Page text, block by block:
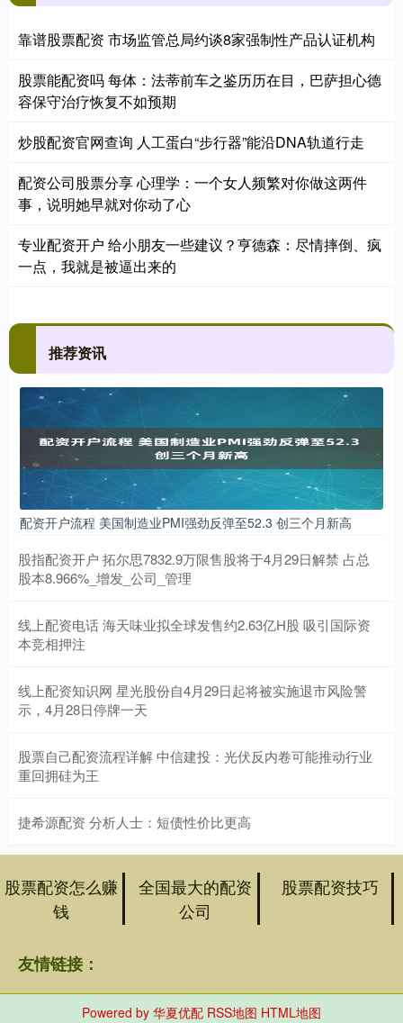
靠谱股票配资 市场监管总局约谈8家强制性产品认证机构
股票能配资吗 每体：法蒂前车之鉴历历在目，巴萨担心德
容保守治疗恢复不如预期
炒股配资官网查询 人工蛋白“步行器”能沿DNA轨道行走
配资公司股票分享 心理学：一个女人频繁对你做这两件
事，说明她早就对你动了心
专业配资开户 给小朋友一些建议？亨德森：尽情摔倒、疯
一点，我就是被逼出来的
推荐资讯
配资开户流程 美国制造业PMI强劲反弹至52.3 创三个月新高
股指配资开户 拓尔思7832.9万限售股将于4月29日解禁 占总
股本8.966%_增发_公司_管理
线上配资电话 海天味业拟全球发售约2.63亿H股 吸引国际资
本竞相押注
线上配资知识网 星光股份自4月29日起将被实施退市风险警
示，4月28日停牌一天
股票自己配资流程详解 中信建投：光伏反内卷可能推动行业
重回拥硅为王
捷希源配资 分析人士：短债性价比更高
股票配资怎么赚
钱
全国最大的配资
公司
股票配资技巧
友情链接：
Powered by 华夏优配 RSS地图 HTML地图